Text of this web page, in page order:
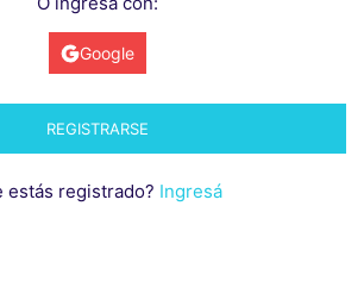
Google
estás registrado? Ingresá